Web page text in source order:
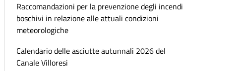
Raccomandazioni per la prevenzione degli incendi
boschivi in relazione alle attuali condizioni
meteorologiche
Calendario delle asciutte autunnali 2026 del
Canale Villoresi